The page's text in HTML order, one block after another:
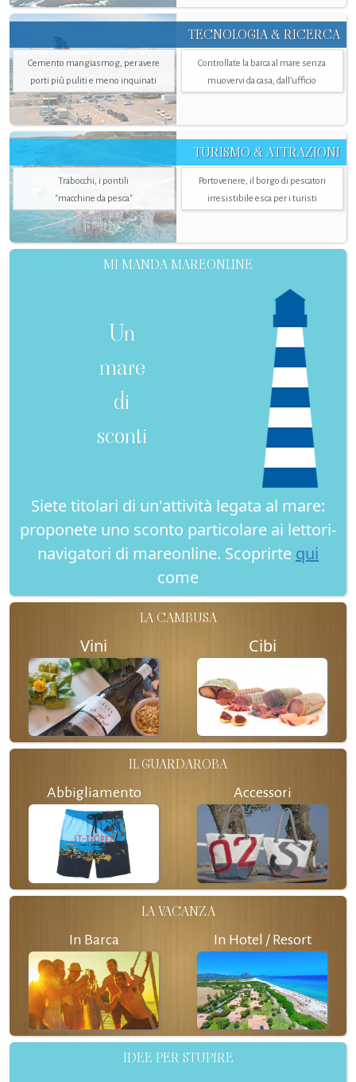
TECNOLOGIA & RICERCA
Cemento mangiasmog, per avere
porti più puliti e meno inquinati
Controllate la barca al mare senza
muovervi da casa, dall’ufficio
TURISMO & ATTRAZIONI
Trabocchi, i pontili
"macchine da pesca"
Portovenere, il borgo di pescatori
irresistibile esca per i turisti
MI MANDA MAREONLINE
Un
mare
di
sconti
Siete titolari di un'attività legata al mare:
proponete uno sconto particolare ai lettori-
navigatori di mareonline. Scoprirte qui
come
LA CAMBUSA
Vini Cibi
IL GUARDAROBA
Abbigliamento Accessori
LA VACANZA
In Barca In Hotel / Resort
IDEE PER STUPIRE